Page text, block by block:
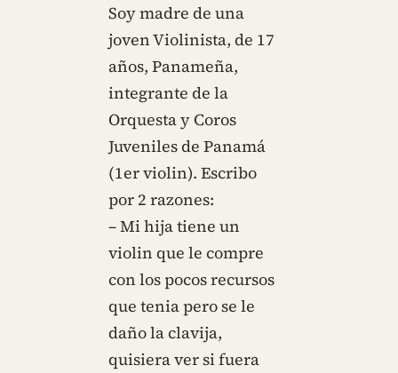
Soy madre de una
joven Violinista, de 17
años, Panameña,
integrante de la
Orquesta y Coros
Juveniles de Panamá
(1er violin). Escribo
por 2 razones:
– Mi hija tiene un
violin que le compre
con los pocos recursos
que tenia pero se le
daño la clavija,
quisiera ver si fuera